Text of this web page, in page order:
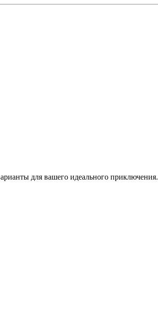
для вашего идеального приключения.